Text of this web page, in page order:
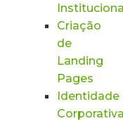
Criação
de
Landing
Pages
Identidade